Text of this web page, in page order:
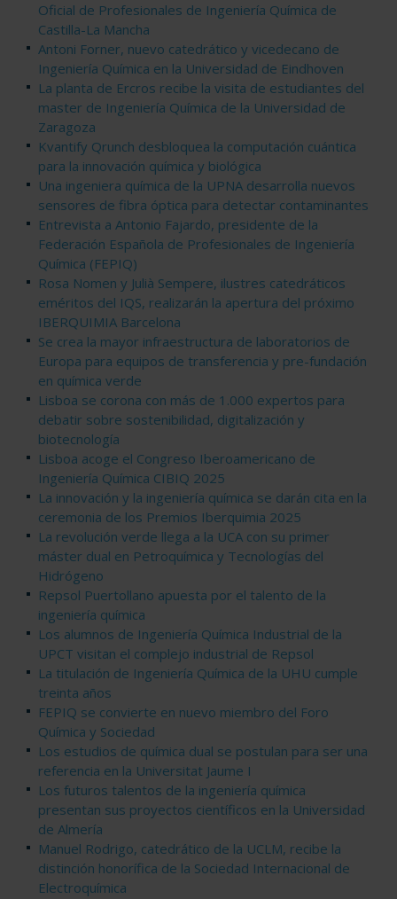
Oficial de Profesionales de Ingeniería Química de
Castilla-La Mancha
Antoni Forner, nuevo catedrático y vicedecano de
Ingeniería Química en la Universidad de Eindhoven
La planta de Ercros recibe la visita de estudiantes del
master de Ingeniería Química de la Universidad de
Zaragoza
Kvantify Qrunch desbloquea la computación cuántica
para la innovación química y biológica
Una ingeniera química de la UPNA desarrolla nuevos
sensores de fibra óptica para detectar contaminantes
Entrevista a Antonio Fajardo, presidente de la
Federación Española de Profesionales de Ingeniería
Química (FEPIQ)
Rosa Nomen y Julià Sempere, ilustres catedráticos
eméritos del IQS, realizarán la apertura del próximo
IBERQUIMIA Barcelona
Se crea la mayor infraestructura de laboratorios de
Europa para equipos de transferencia y pre-fundación
en química verde
Lisboa se corona con más de 1.000 expertos para
debatir sobre sostenibilidad, digitalización y
biotecnología
Lisboa acoge el Congreso Iberoamericano de
Ingeniería Química CIBIQ 2025
La innovación y la ingeniería química se darán cita en la
ceremonia de los Premios Iberquimia 2025
La revolución verde llega a la UCA con su primer
máster dual en Petroquímica y Tecnologías del
Hidrógeno
Repsol Puertollano apuesta por el talento de la
ingeniería química
Los alumnos de Ingeniería Química Industrial de la
UPCT visitan el complejo industrial de Repsol
La titulación de Ingeniería Química de la UHU cumple
treinta años
FEPIQ se convierte en nuevo miembro del Foro
Química y Sociedad
Los estudios de química dual se postulan para ser una
referencia en la Universitat Jaume I
Los futuros talentos de la ingeniería química
presentan sus proyectos científicos en la Universidad
de Almería
Manuel Rodrigo, catedrático de la UCLM, recibe la
distinción honorífica de la Sociedad Internacional de
Electroquímica